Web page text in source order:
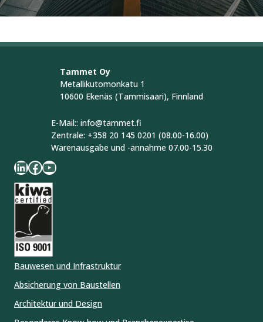
Tammet Oy
Metallikutomonkatu 1
10600 Ekenäs (Tammisaari), Finnland
E-Mail:: info@tammet.fi
Zentrale: +358 20 145 0201 (08.00-16.00)
Warenausgabe und -annahme 07.00-15.30
LinkedIn Facebook YouTube
Bauwesen und Infrastruktur
Absicherung von Baustellen
Architektur und Design